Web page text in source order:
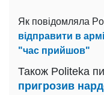
Як повідомляла
відправити в
"час прийшов"
Також Politeka
пригрозив